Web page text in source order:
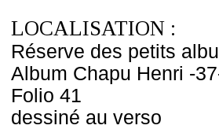
LOCALISATION :
Réserve des petits
Album Chapu Henri -
Folio 41
dessiné au verso